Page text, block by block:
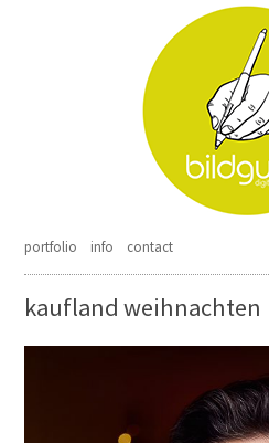
portfolio info contact
kaufland weihnachten